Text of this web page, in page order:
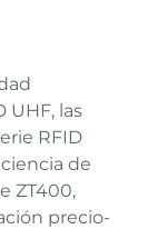
UHF, las
RFID
de
ZT400,
precio-